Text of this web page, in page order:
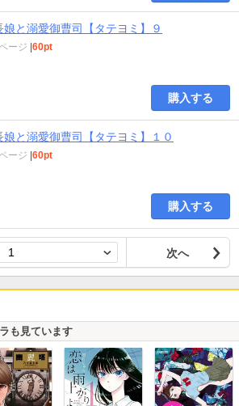
娘と溺愛御曹司【タテヨミ】９
ージ 60pt
購入する
娘と溺愛御曹司【タテヨミ】１０
ージ 60pt
購入する
次へ
も見ています